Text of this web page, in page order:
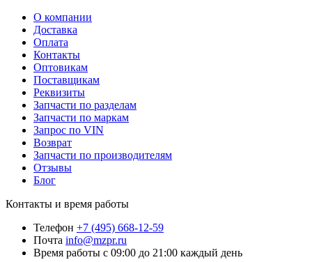
О компании
Доставка
Оплата
Контакты
Оптовикам
Поставщикам
Реквизиты
Запчасти по разделам
Запчасти по маркам
Запрос по VIN
Возврат
Запчасти по производителям
Отзывы
Блог
Контакты и время работы
Телефон +7 (495) 668-12-59
Почта info@mzpr.ru
Время работы с 09:00 до 21:00 каждый день